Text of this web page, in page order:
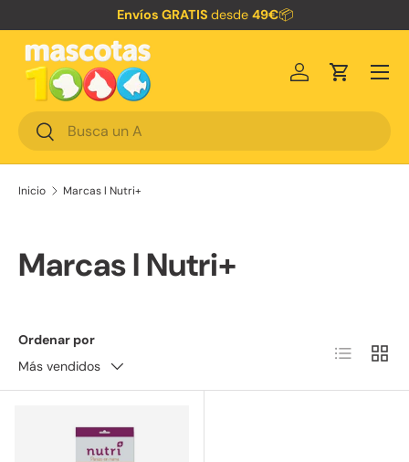
Envíos GRATIS desde 49€📦
Buscar
Buscar
Iniciar sesión
Carrito
Menú
Inicio Marcas l Nutri+
Marcas l Nutri+
Ordenar por
Más vendidos
Lista